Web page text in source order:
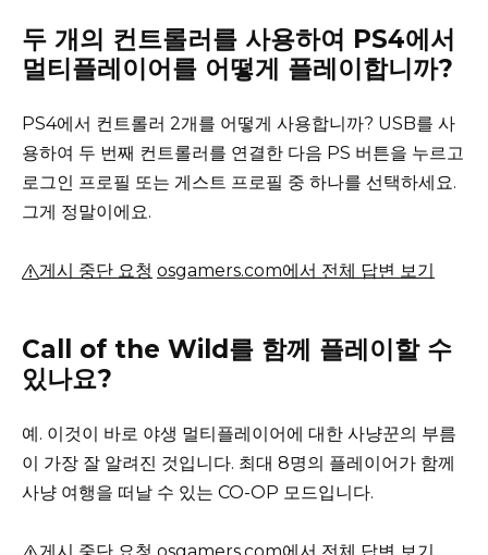
두 개의 컨트롤러를 사용하여 PS4에서
멀티플레이어를 어떻게 플레이합니까?
PS4에서 컨트롤러 2개를 어떻게 사용합니까? USB를 사
용하여 두 번째 컨트롤러를 연결한 다음 PS 버튼을 누르고
로그인 프로필 또는 게스트 프로필 중 하나를 선택하세요.
그게 정말이에요.
게시 중단 요청 osgamers.com에서 전체 답변 보기
Call of the Wild를 함께 플레이할 수
있나요?
예. 이것이 바로 야생 멀티플레이어에 대한 사냥꾼의 부름
이 가장 잘 알려진 것입니다. 최대 8명의 플레이어가 함께
사냥 여행을 떠날 수 있는 CO-OP 모드입니다.